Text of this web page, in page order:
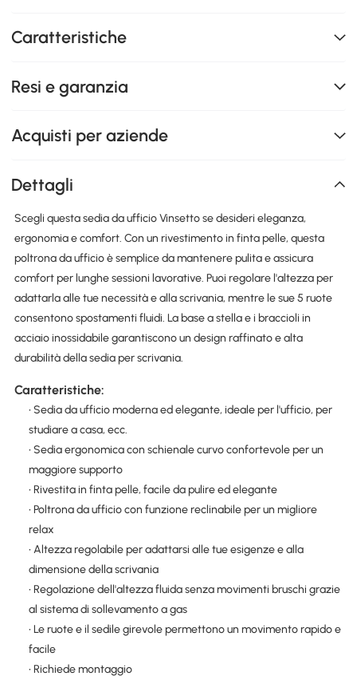
Caratteristiche
Resi e garanzia
Acquisti per aziende
Dettagli
Scegli questa sedia da ufficio Vinsetto se desideri eleganza,
ergonomia e comfort. Con un rivestimento in finta pelle, questa
poltrona da ufficio è semplice da mantenere pulita e assicura
comfort per lunghe sessioni lavorative. Puoi regolare l'altezza per
adattarla alle tue necessità e alla scrivania, mentre le sue 5 ruote
consentono spostamenti fluidi. La base a stella e i braccioli in
acciaio inossidabile garantiscono un design raffinato e alta
durabilità della sedia per scrivania.
Caratteristiche:
• Sedia da ufficio moderna ed elegante, ideale per l'ufficio, per
studiare a casa, ecc.
• Sedia ergonomica con schienale curvo confortevole per un
maggiore supporto
• Rivestita in finta pelle, facile da pulire ed elegante
• Poltrona da ufficio con funzione reclinabile per un migliore
relax
• Altezza regolabile per adattarsi alle tue esigenze e alla
dimensione della scrivania
• Regolazione dell'altezza fluida senza movimenti bruschi grazie
al sistema di sollevamento a gas
• Le ruote e il sedile girevole permettono un movimento rapido e
facile
• Richiede montaggio